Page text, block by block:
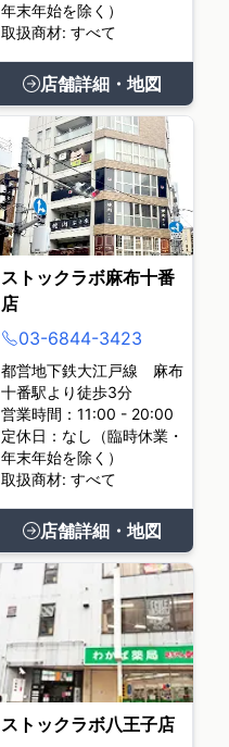
年末年始を除く）
取扱商材: すべて
店舗詳細・地図
ストックラボ麻布十番
店
03-6844-3423
都営地下鉄大江戸線 麻布
十番駅より徒歩3分
営業時間：11:00 - 20:00
定休日：なし（臨時休業・
年末年始を除く）
取扱商材: すべて
店舗詳細・地図
ストックラボ八王子店